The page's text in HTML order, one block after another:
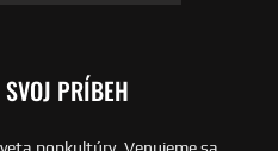
PRÍBEH
popkultúry. Venujeme sa